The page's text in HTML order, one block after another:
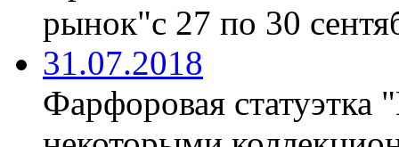
рынок"с 27 по 30
31.07.2018
Фарфоровая статуэтка